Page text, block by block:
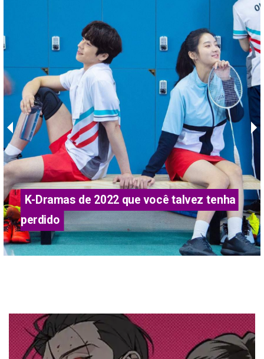
K-Dramas de 2022 que você talvez tenha
perdido